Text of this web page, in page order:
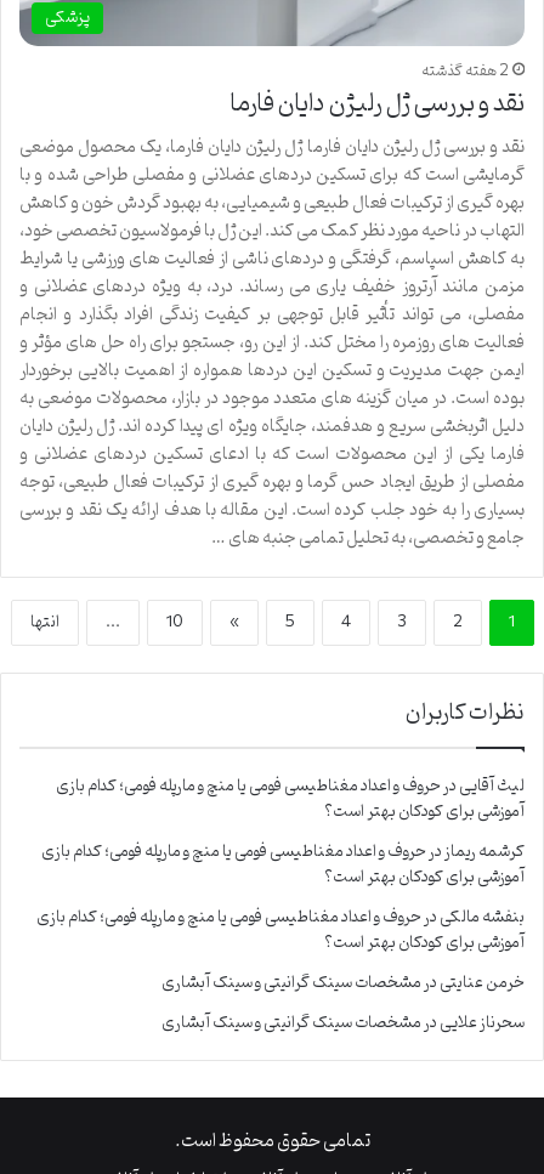
پزشکی
2 هفته گذشته
نقد و بررسی ژل رلیژن دایان فارما
نقد و بررسی ژل رلیژن دایان فارما ژل رلیژن دایان فارما، یک محصول موضعی
گرمایشی است که برای تسکین دردهای عضلانی و مفصلی طراحی شده و با
بهره گیری از ترکیبات فعال طبیعی و شیمیایی، به بهبود گردش خون و کاهش
التهاب در ناحیه مورد نظر کمک می کند. این ژل با فرمولاسیون تخصصی خود،
به کاهش اسپاسم، گرفتگی و دردهای ناشی از فعالیت های ورزشی یا شرایط
مزمن مانند آرتروز خفیف یاری می رساند. درد، به ویژه دردهای عضلانی و
مفصلی، می تواند تأثیر قابل توجهی بر کیفیت زندگی افراد بگذارد و انجام
فعالیت های روزمره را مختل کند. از این رو، جستجو برای راه حل های مؤثر و
ایمن جهت مدیریت و تسکین این دردها همواره از اهمیت بالایی برخوردار
بوده است. در میان گزینه های متعدد موجود در بازار، محصولات موضعی به
دلیل اثربخشی سریع و هدفمند، جایگاه ویژه ای پیدا کرده اند. ژل رلیژن دایان
فارما یکی از این محصولات است که با ادعای تسکین دردهای عضلانی و
مفصلی از طریق ایجاد حس گرما و بهره گیری از ترکیبات فعال طبیعی، توجه
بسیاری را به خود جلب کرده است. این مقاله با هدف ارائه یک نقد و بررسی
جامع و تخصصی، به تحلیل تمامی جنبه های …
1
2
3
4
5
»
10
... انتها
نظرات کاربران
لیث آقاییدرحروف و اعداد مغناطیسی فومی یا منچ و مارپله فومی؛ کدام بازی
آموزشی برای کودکان بهتر است؟
کرشمه ریمازدرحروف و اعداد مغناطیسی فومی یا منچ و مارپله فومی؛ کدام بازی
آموزشی برای کودکان بهتر است؟
بنفشه مالکیدرحروف و اعداد مغناطیسی فومی یا منچ و مارپله فومی؛ کدام بازی
آموزشی برای کودکان بهتر است؟
خرمن عنایتیدرمشخصات سینک گرانیتی و سینک آبشاری
سحرناز علاییدرمشخصات سینک گرانیتی و سینک آبشاری
تمامی حقوق محفوظ است.